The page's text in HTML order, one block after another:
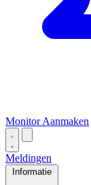
Monitor Aanmaken
Meldingen
Informatie